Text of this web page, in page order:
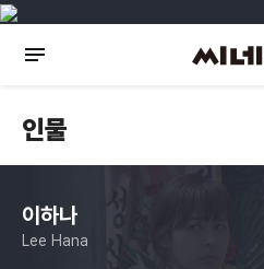
인물
이하나
Lee Hana